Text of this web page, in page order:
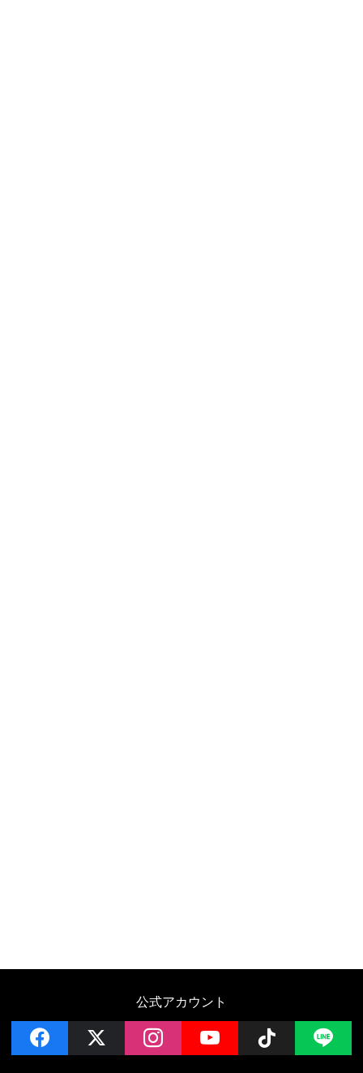
公式アカウント
facebook instagramYouTube Follow